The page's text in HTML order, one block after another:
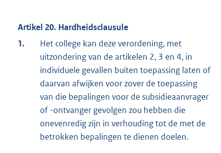
Artikel 20. Hardheidsclausule
1.
Het college kan deze verordening, met
uitzondering van de artikelen 2, 3 en 4, in
individuele gevallen buiten toepassing laten of
daarvan afwijken voor zover de toepassing
van die bepalingen voor de subsidieaanvrager
of -ontvanger gevolgen zou hebben die
onevenredig zijn in verhouding tot de met de
betrokken bepalingen te dienen doelen.